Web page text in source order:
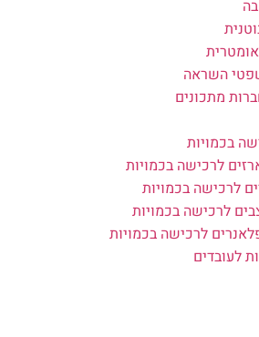
השראה
מתכונים
בכמויות
לרכישה בכמויות
לרכישה בכמויות
לרכישה בכמויות
לרכישה בכמויות
לעובדים